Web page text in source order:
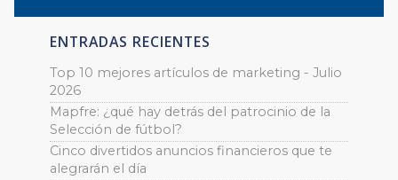
ENTRADAS RECIENTES
Top 10 mejores artículos de marketing - Julio
2026
Mapfre: ¿qué hay detrás del patrocinio de la
Selección de fútbol?
Cinco divertidos anuncios financieros que te
alegrarán el día